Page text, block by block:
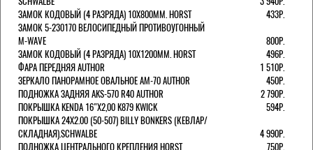
ЗАМОК КОДОВЫЙ (4 РАЗРЯДА) 10Х800ММ. HORST
433Р.
ЗАМОК 5-230170 ВЕЛОСИПЕДНЫЙ ПРОТИВОУГОННЫЙ
M-WAVE
800Р.
ЗАМОК КОДОВЫЙ (4 РАЗРЯДА) 10Х1200ММ. HORST
496Р.
ФАРА ПЕРЕДНЯЯ AUTHOR
1 510Р.
ЗЕРКАЛО ПАНОРАМНОЕ ОВАЛЬНОЕ AM-70 AUTHOR
450Р.
ПОДНОЖКА ЗАДНЯЯ AKS-570 R40 AUTHOR
2 790Р.
ПОКРЫШКА KENDA 16"Х2,00 K879 KWICK
594Р.
ПОКРЫШКА 24X2.00 (50-507) BILLY BONKERS (КЕВЛАР/
СКЛАДНАЯ).SCHWALBE
4 990Р.
ПОДНОЖКА ЦЕНТРАЛЬНОГО КРЕПЛЕНИЯ HORST
750Р.